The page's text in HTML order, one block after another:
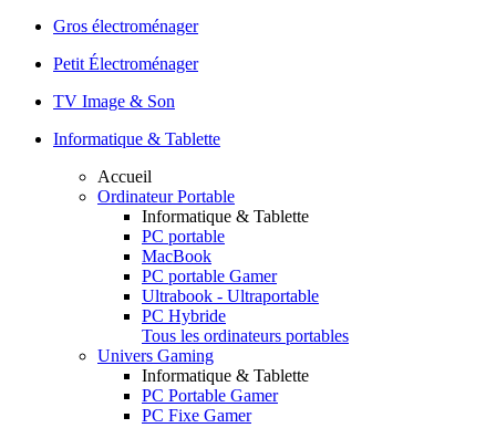
Gros électroménager
Petit Électroménager
TV Image & Son
Informatique & Tablette
Accueil
Ordinateur Portable
Informatique & Tablette
PC portable
MacBook
PC portable Gamer
Ultrabook - Ultraportable
PC Hybride
Tous les ordinateurs portables
Univers Gaming
Informatique & Tablette
PC Portable Gamer
PC Fixe Gamer